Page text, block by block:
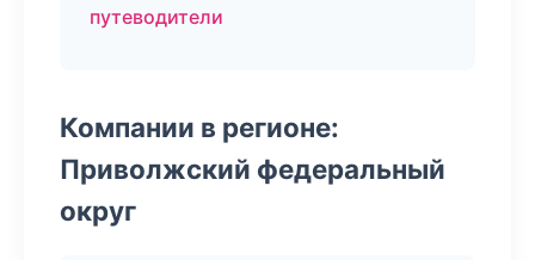
путеводители
Компании в регионе:
Приволжский федеральный
округ